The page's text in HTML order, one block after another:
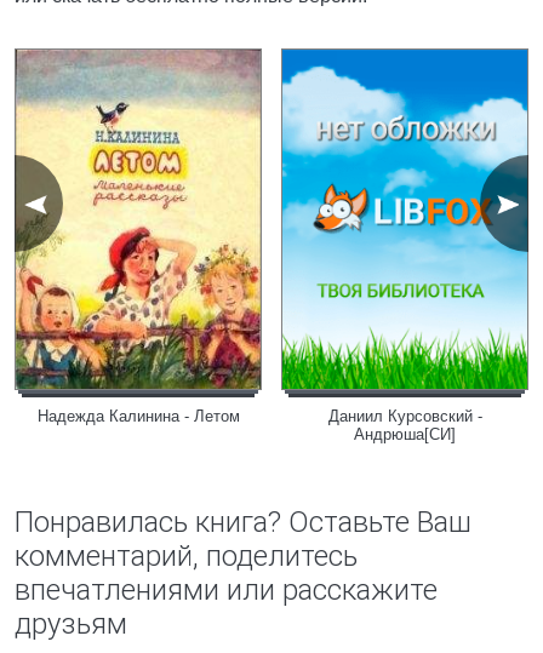
Надежда Калинина - Летом
Даниил Курсовский -
Андрюша[СИ]
Понравилась книга? Оставьте Ваш
комментарий, поделитесь
впечатлениями или расскажите
друзьям